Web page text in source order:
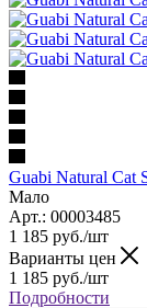
Guabi Natural Cat
Мало
Арт.: 00003485
1 185 руб./шт
Варианты цен
1 185 руб./шт
Подробности